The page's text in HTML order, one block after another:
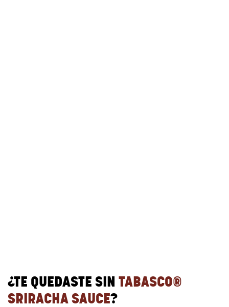
¿TE QUEDASTE SIN TABASCO®
SRIRACHA SAUCE?